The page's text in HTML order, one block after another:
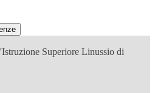
Superiore Linussio di